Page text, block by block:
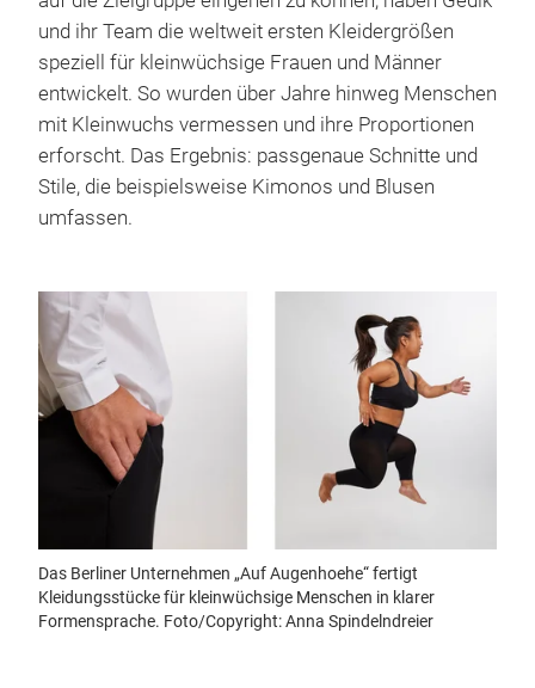
und ihr Team die weltweit ersten Kleidergrößen
speziell für kleinwüchsige Frauen und Männer
entwickelt. So wurden über Jahre hinweg Menschen
mit Kleinwuchs vermessen und ihre Proportionen
erforscht. Das Ergebnis: passgenaue Schnitte und
Stile, die beispielsweise Kimonos und Blusen
umfassen.
Das Berliner Unternehmen „Auf Augenhoehe“ fertigt
Kleidungsstücke für kleinwüchsige Menschen in klarer
Formensprache. Foto/Copyright: Anna Spindelndreier